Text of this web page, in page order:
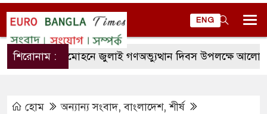
ENG
শিরোনাম :
লালমোহনে জুলাই গণঅভ্যুত্থান দিবস উপলক্ষে আলোচনা সভা
হোম অন্যান্য সংবাদ,বাংলাদেশ,শীর্ষ